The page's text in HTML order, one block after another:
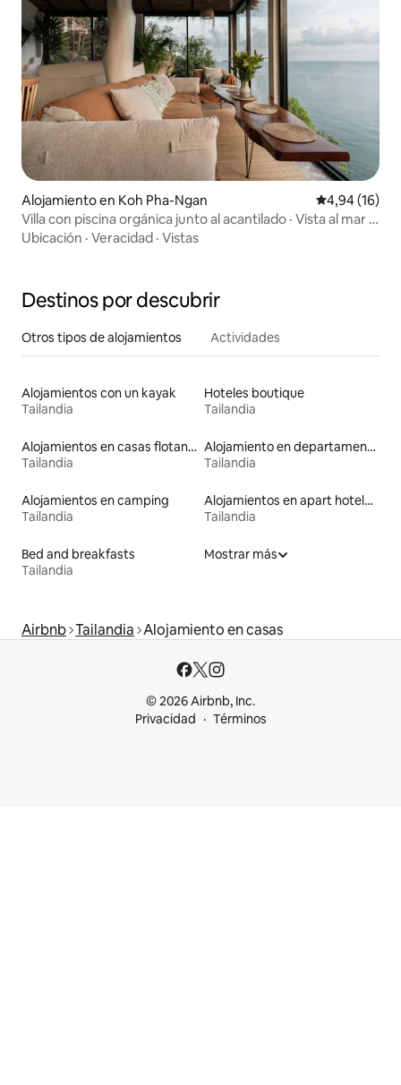
Alojamiento en Koh Pha-Ngan Calificación
4,94 (16)
Villa con piscina orgánica junto al acantilado · Vista al mar y
a la montaña
Ubicación · Veracidad · Vistas
Destinos por descubrir
Otros tipos de alojamientos Actividades
Alojamientos con un kayak
Tailandia
Hoteles boutique
Tailandia
Alojamientos en casas flotantes
Tailandia
Alojamiento en departamentos
Tailandia
Alojamientos en camping
Tailandia
Alojamientos en apart hoteles
Tailandia
Bed and breakfasts
Tailandia
Mostrar más
Airbnb Tailandia Alojamiento en casas
© 2026 Airbnb, Inc.
Privacidad
Términos